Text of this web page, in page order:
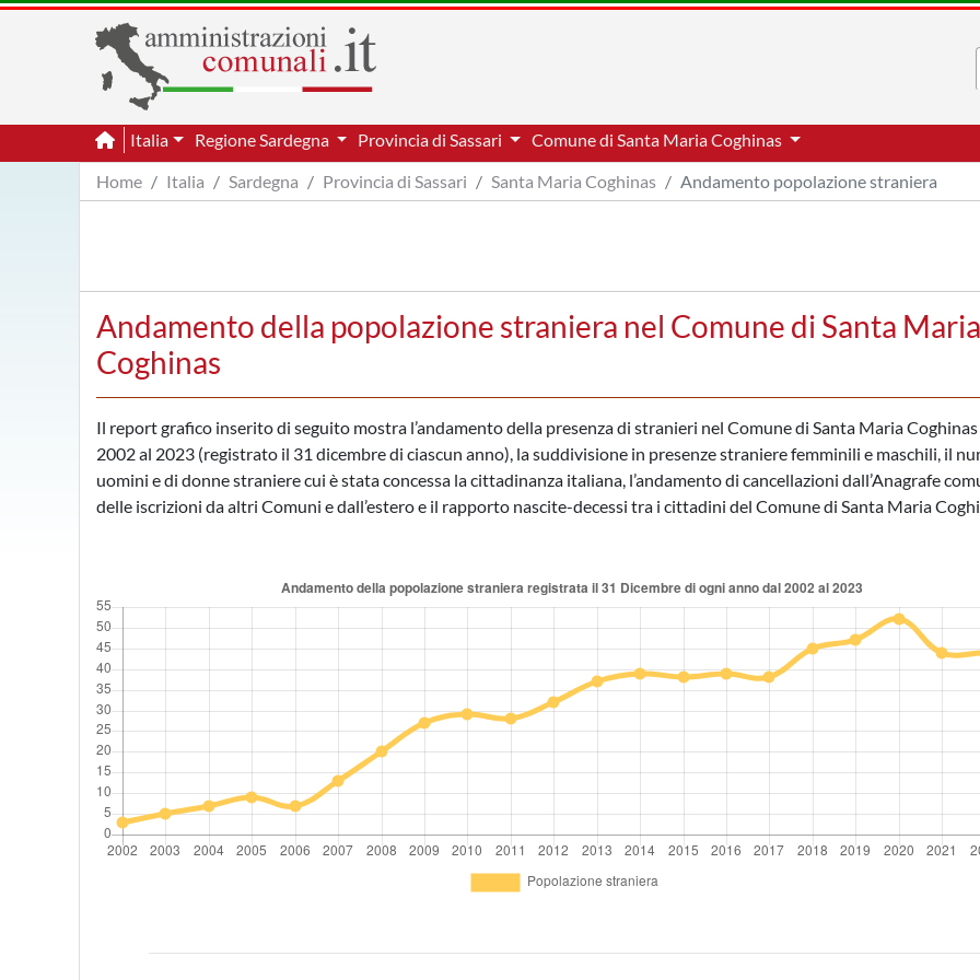
Italia Regione Sardegna Provincia di Sassari
Comune di Santa Maria Coghinas
Home
Italia Sardegna Provincia di Sassari Santa Maria Coghinas Andamento popolazione straniera
Andamento della popolazione straniera nel Comune di Santa Maria
Coghinas
Il report grafico inserito di seguito mostra l’andamento della presenza di stranieri nel Comune di Santa Maria
2002 al 2023 (registrato il 31 dicembre di ciascun anno), la suddivisione in presenze straniere femminili e maschili, il
uomini e di donne straniere cui è stata concessa la cittadinanza italiana, l’andamento di cancellazioni dall’Anagrafe
delle iscrizioni da altri Comuni e dall’estero e il rapporto nascite-decessi tra i cittadini del Comune di Santa Maria